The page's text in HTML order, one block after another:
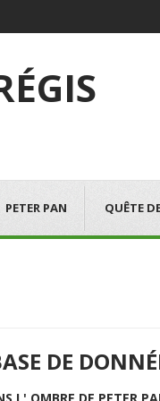
PETER PAN QUÊTE
DE